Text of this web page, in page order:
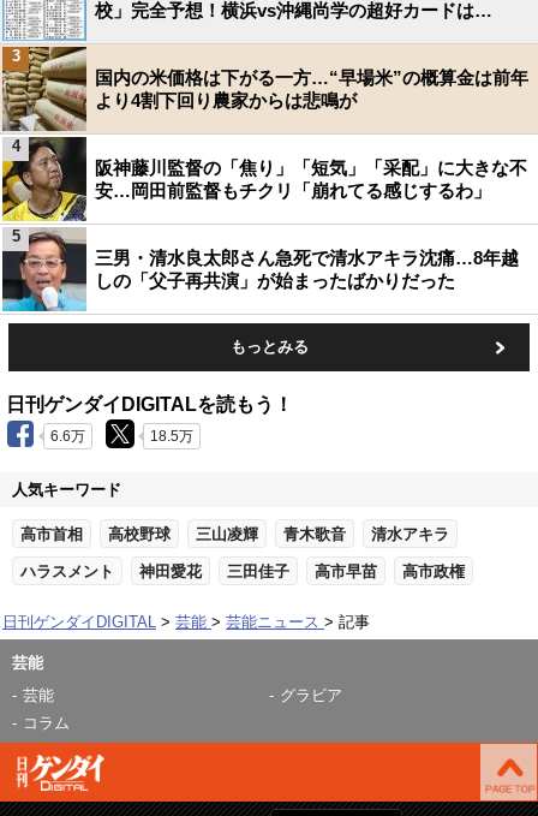
校」完全予想！横浜vs沖縄尚学の超好カードは…
国内の米価格は下がる一方…“早場米”の概算金は前年
より4割下回り農家からは悲鳴が
3
阪神藤川監督の「焦り」「短気」「采配」に大きな不
安…岡田前監督もチクリ「崩れてる感じするわ」
4
三男・清水良太郎さん急死で清水アキラ沈痛…8年越
しの「父子再共演」が始まったばかりだった
5
もっとみる
日刊ゲンダイDIGITALを読もう！
6.6万 18.5万
人気キーワード
高市首相 高校野球 三山凌輝 青木歌音 清水アキラ
ハラスメント 神田愛花 三田佳子 高市早苗 高市政権
日刊ゲンダイDIGITAL 芸能 芸能ニュース 記事
芸能
芸能
グラビア
コラム